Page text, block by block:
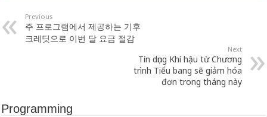
Previous
주 프로그램에서 제공하는 기후
크레딧으로 이번 달 요금 절감
Next
Tín dụng Khí hậu từ Chương
trình Tiểu bang sẽ giảm hóa
đơn trong tháng này
Programming